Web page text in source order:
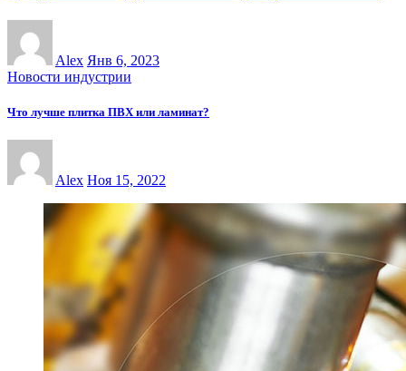
Alex Янв 6, 2023
Новости индустрии
Что лучше плитка ПВХ или ламинат?
Alex Ноя 15, 2022